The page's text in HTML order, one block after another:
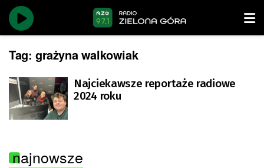
Tag: grażyna walkowiak
Najciekawsze reportaże radiowe
2024 roku
najnowsze